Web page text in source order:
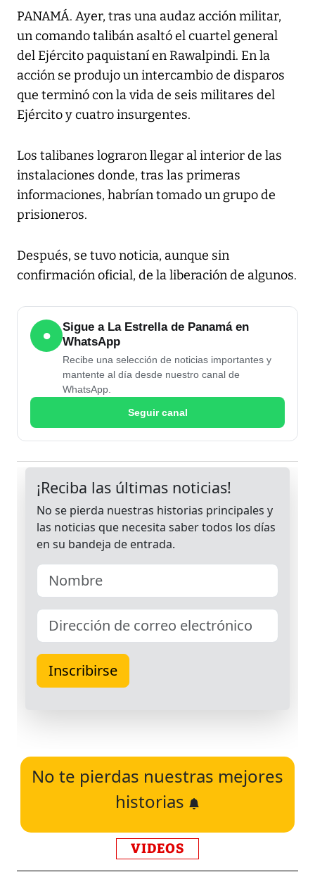
PANAMÁ. Ayer, tras una audaz acción militar,
un comando talibán asaltó el cuartel general
del Ejército paquistaní en Rawalpindi. En la
acción se produjo un intercambio de disparos
que terminó con la vida de seis militares del
Ejército y cuatro insurgentes.
Los talibanes lograron llegar al interior de las
instalaciones donde, tras las primeras
informaciones, habrían tomado un grupo de
prisioneros.
Después, se tuvo noticia, aunque sin
confirmación oficial, de la liberación de algunos.
●
Sigue a La Estrella de Panamá en
WhatsApp
Recibe una selección de noticias importantes y
mantente al día desde nuestro canal de
WhatsApp.
Seguir canal
No te pierdas nuestras mejores
historias
VIDEOS